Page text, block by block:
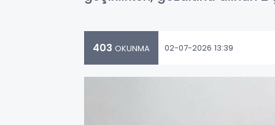
403 OKUNMA 02-07-2026 13:39